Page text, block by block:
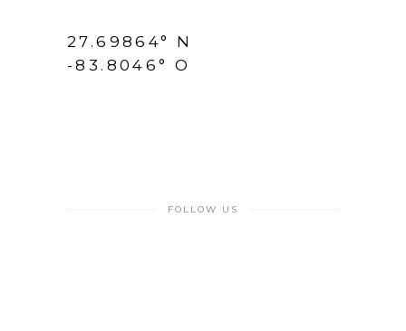
27.69864° N
-83.8046° O
FOLLOW US